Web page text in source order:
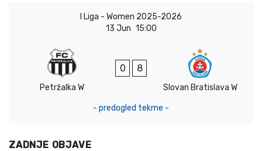
I Liga - Women 2025-2026
13 Jun 15:00
Petržalka W
0 8
Slovan Bratislava W
- predogled tekme -
ZADNJE OBJAVE